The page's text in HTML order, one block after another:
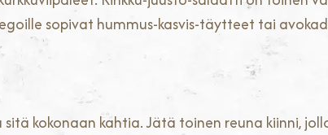
sopivat hummus-kasvis-täytteet tai
kokonaan kahtia. Jätä toinen reuna kiinni,